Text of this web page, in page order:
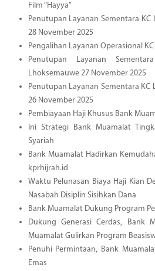
Film “Hayya”
Penutupan Layanan Sementara
28 November 2025
Pengalihan Layanan Operasional
Penutupan Layanan
Lhoksemauwe 27 November 2025
Penutupan Layanan Sementara KC
26 November 2025
Pembiayaan Haji Khusus Bank
Ini Strategi Bank Muamalat
Syariah
Bank Muamalat Hadirkan
kprhijrah.id
Waktu Pelunasan Biaya Haji Kian
Nasabah Disiplin Sisihkan Dana
Bank Muamalat Dukung Program
Dukung Generasi Cerdas, Bank
Muamalat Gulirkan Program
Penuhi Permintaan, Bank
Emas